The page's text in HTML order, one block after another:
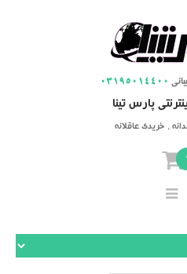
03195014400
پارس تینا
، خریدی عاقلانه